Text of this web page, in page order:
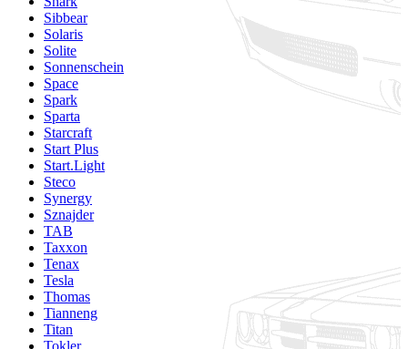
Sibbear
Solaris
Solite
Sonnenschein
Space
Spark
Sparta
Starcraft
Start Plus
Start.Light
Steco
Synergy
Sznajder
TAB
Taxxon
Tenax
Tesla
Thomas
Tianneng
Titan